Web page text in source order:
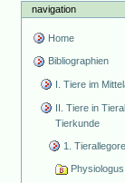
navigation
Home
Bibliographien
I. Tiere im
II. Tiere in
Tierkunde
1.
Physiologus